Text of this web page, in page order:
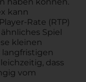
kann
(RTP)
Spiel
kleinen
dass
vom